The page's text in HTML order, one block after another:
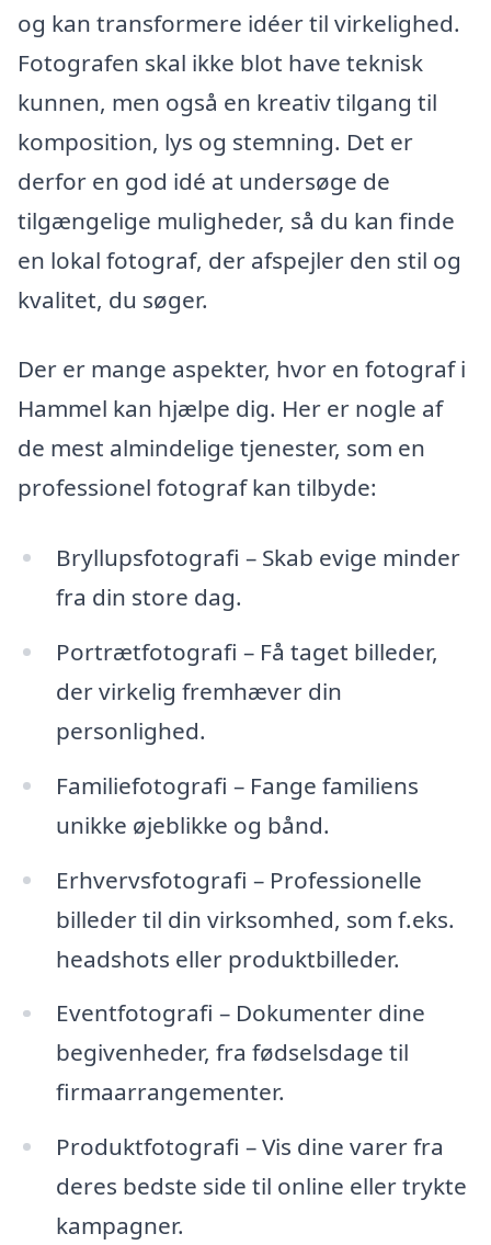
og kan transformere idéer til virkelighed.
Fotografen skal ikke blot have teknisk
kunnen, men også en kreativ tilgang til
komposition, lys og stemning. Det er
derfor en god idé at undersøge de
tilgængelige muligheder, så du kan finde
en lokal fotograf, der afspejler den stil og
kvalitet, du søger.
Der er mange aspekter, hvor en fotograf i
Hammel kan hjælpe dig. Her er nogle af
de mest almindelige tjenester, som en
professionel fotograf kan tilbyde:
Bryllupsfotografi – Skab evige minder
fra din store dag.
Portrætfotografi – Få taget billeder,
der virkelig fremhæver din
personlighed.
Familiefotografi – Fange familiens
unikke øjeblikke og bånd.
Erhvervsfotografi – Professionelle
billeder til din virksomhed, som f.eks.
headshots eller produktbilleder.
Eventfotografi – Dokumenter dine
begivenheder, fra fødselsdage til
firmaarrangementer.
Produktfotografi – Vis dine varer fra
deres bedste side til online eller trykte
kampagner.